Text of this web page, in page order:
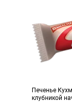
Печенье
клубникой